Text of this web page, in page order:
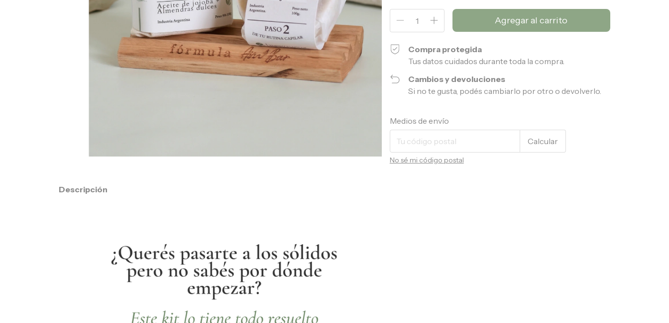
Compra protegida
Tus datos cuidados durante toda la compra.
Cambios y devoluciones
Si no te gusta, podés cambiarlo por otro o devolverlo.
Entregas para el CP:
Medios de envío
Calcular
No sé mi código postal
Descripción